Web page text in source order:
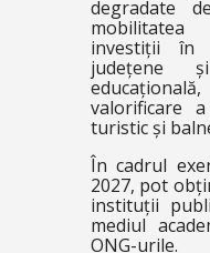
degradate
mobilitatea
investiții în
județene
valorificare
turistic și
În cadrul
2027, pot
instituții
mediul
ONG-urile.